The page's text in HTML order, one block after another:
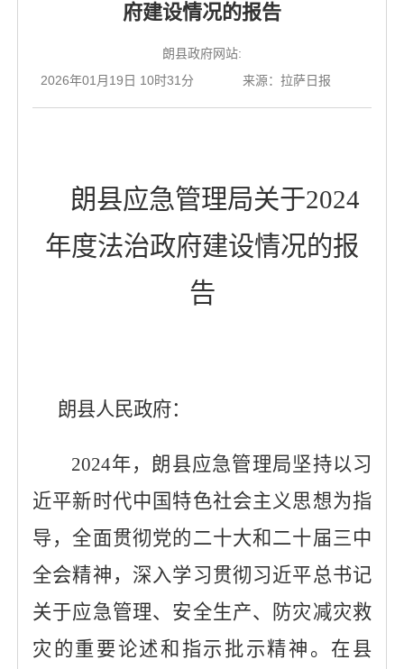
府建设情况的报告
朗县政府网站:
2026年01月19日 10时31分
来源：拉萨日报
朗县应急管理局关于2024
年度法治政府建设情况的报
告
朗县人民政府：
2024年，朗县应急管理局坚持以习
近平新时代中国特色社会主义思想为指
导，全面贯彻党的二十大和二十届三中
全会精神，深入学习贯彻习近平总书记
关于应急管理、安全生产、防灾减灾救
灾的重要论述和指示批示精神。在县